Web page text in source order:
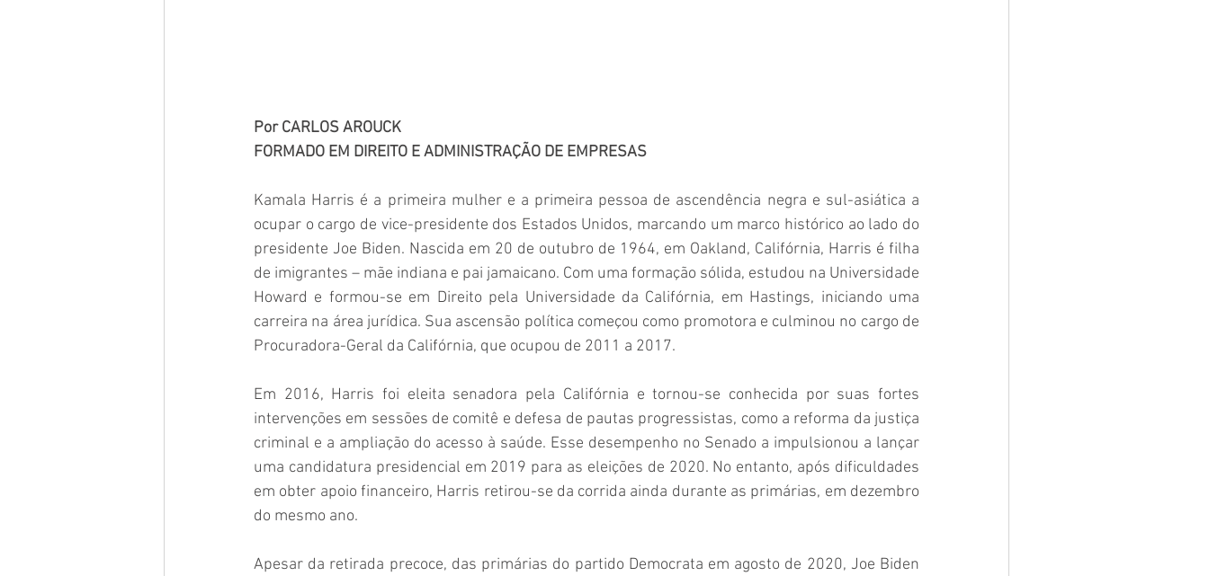
Por CARLOS AROUCK
FORMADO EM DIREITO E ADMINISTRAÇÃO DE EMPRESAS
Kamala Harris é a primeira mulher e a primeira pessoa de ascendência negra e sul-asiática a
ocupar o cargo de vice-presidente dos Estados Unidos, marcando um marco histórico ao lado do
presidente Joe Biden. Nascida em 20 de outubro de 1964, em Oakland, Califórnia, Harris é filha
de imigrantes – mãe indiana e pai jamaicano. Com uma formação sólida, estudou na Universidade
Howard e formou-se em Direito pela Universidade da Califórnia, em Hastings, iniciando uma
carreira na área jurídica. Sua ascensão política começou como promotora e culminou no cargo de
Procuradora-Geral da Califórnia, que ocupou de 2011 a 2017.
Em 2016, Harris foi eleita senadora pela Califórnia e tornou-se conhecida por suas fortes
intervenções em sessões de comitê e defesa de pautas progressistas, como a reforma da justiça
criminal e a ampliação do acesso à saúde. Esse desempenho no Senado a impulsionou a lançar
uma candidatura presidencial em 2019 para as eleições de 2020. No entanto, após dificuldades
em obter apoio financeiro, Harris retirou-se da corrida ainda durante as primárias, em dezembro
do mesmo ano.
Apesar da retirada precoce, das primárias do partido Democrata em agosto de 2020, Joe Biden